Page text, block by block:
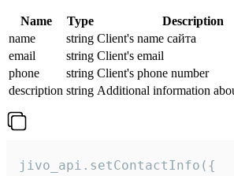
Name Type
Description
name
string Client's name сайта
email
string Client's email
phone
string Client's phone number
description string Additional information
jivo_api.setContactInfo({